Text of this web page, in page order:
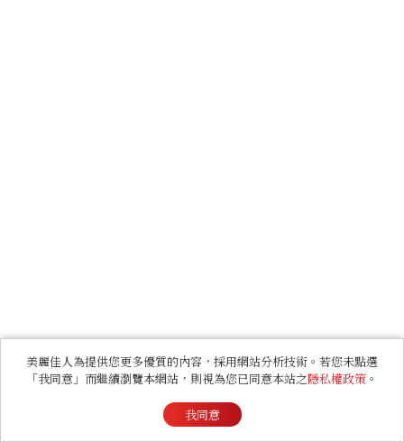
美麗佳人為提供您更多優質的內容，採用網站分析技術。若您未點選
「我同意」而繼續瀏覽本網站，則視為您已同意本站之隱私權政策 。
我同意